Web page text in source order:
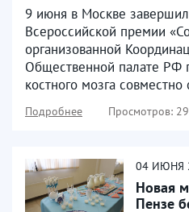
9 июня в Москве
Всероссийской премии
организованной
Общественной палате РФ
костного мозга
Подробнее Просмотров:
04 ИЮНЯ
Новая
Пензе